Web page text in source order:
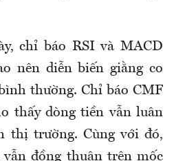
chỉ báo RSI và MACD
nên diễn biến giằng co
thường. Chỉ báo CMF
thấy dòng tiền vẫn luân
thị trường. Cùng với đó,
đồng thuận trên mốc